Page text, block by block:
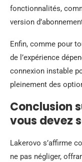
fonctionnalités,
version
Enfin, comme pour
de l’expérience
connexion instable
pleinement des
Conclusion
vous devez
Lakerovo s’affirme
ne pas négliger,